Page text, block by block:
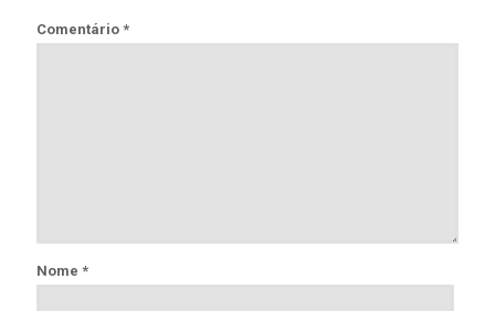
Comentário *
Nome *